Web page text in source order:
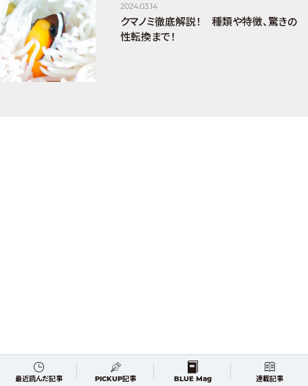
2024.03.14
クマノミ徹底解説！ 種類や特徴、驚きの
性転換まで！
最近読んだ記事 PICKUP記事 BLUE Mag 連載記事